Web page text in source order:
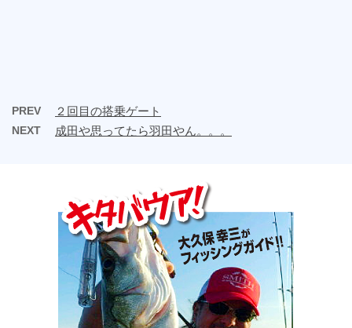
PREV ２回目の搭乗ゲート
NEXT 成田や思ってたら羽田やん。。。